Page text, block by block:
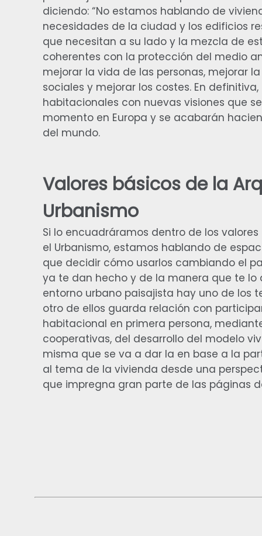
diciendo: “No estamos hablando de
necesidades de la ciudad y los edificios
que necesitan a su lado y la mezcla de
coherentes con la protección del medio
mejorar la vida de las personas, mejorar
sociales y mejorar los costes. En
habitacionales con nuevas visiones que
momento en Europa y se acabarán
del mundo.
Valores básicos de la
Urbanismo
Si lo encuadráramos dentro de los
el Urbanismo, estamos hablando de
que decidir cómo usarlos cambiando el
ya te dan hecho y de la manera que te lo
entorno urbano paisajista hay uno de los
otro de ellos guarda relación con
habitacional en primera persona,
cooperativas, del desarrollo del modelo
misma que se va a dar la en base a la
al tema de la vivienda desde una
que impregna gran parte de las páginas